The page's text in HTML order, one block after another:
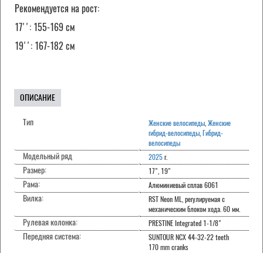
Рекомендуется на рост:
17'': 155-169 см
19'': 167-182 см
ОПИСАНИЕ
Тип Женские велосипеды Женские
гибрид-велосипеды Гибрид-
велосипеды
Модельный ряд 2025г.
Размер: 17", 19"
Рама: Алюминиевый сплав 6061
Вилка:
RST Neon ML, регулируемая с
механическим блоком хода. 60 мм.
Рулевая колонка: PRESTINE Integrated 1-1/8"
Передняя система:
SUNTOUR NCX 44-32-22 teeth
170 mm cranks